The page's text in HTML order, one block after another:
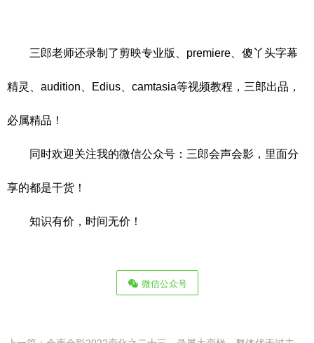
三郎老师还录制了剪映专业版、premiere、傻丫头字幕
精灵、audition、Edius、camtasia等视频教程，三郎出品，
必属精品！
同时欢迎关注我的微信公众号：三郎会声会影，里面分
享的都是干货！
知识有价，时间无价！
微信公众号